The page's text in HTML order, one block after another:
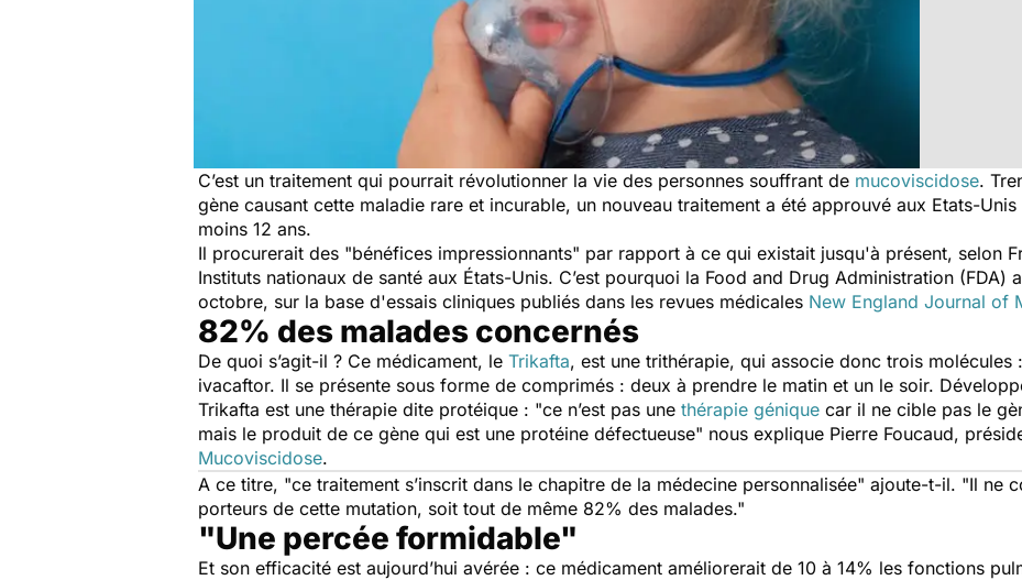
C’est un traitement qui pourrait révolutionner la vie des personnes souffrant de mucoviscidose.
gène causant cette maladie rare et incurable, un nouveau traitement a été approuvé aux Etats-
moins 12 ans.
Il procurerait des "bénéfices impressionnants" par rapport à ce qui existait jusqu'à présent, selon
Instituts nationaux de santé aux États-Unis. C’est pourquoi la Food and Drug Administration (FDA)
octobre, sur la base d'essais cliniques publiés dans les revues médicales New England Journal of
82% des malades concernés
De quoi s’agit-il ? Ce médicament, le Trikafta, est une trithérapie, qui associe donc trois
ivacaftor. Il se présente sous forme de comprimés : deux à prendre le matin et un le soir.
Trikafta est une thérapie dite protéique : "ce n’est pas une thérapie génique car il ne cible pas le
mais le produit de ce gène qui est une protéine défectueuse" nous explique Pierre Foucaud,
Mucoviscidose.
A ce titre, "ce traitement s’inscrit dans le chapitre de la médecine personnalisée" ajoute-t-il. "Il ne
porteurs de cette mutation, soit tout de même 82% des malades."
"Une percée formidable"
Et son efficacité est aujourd’hui avérée : ce médicament améliorerait de 10 à 14% les fonctions